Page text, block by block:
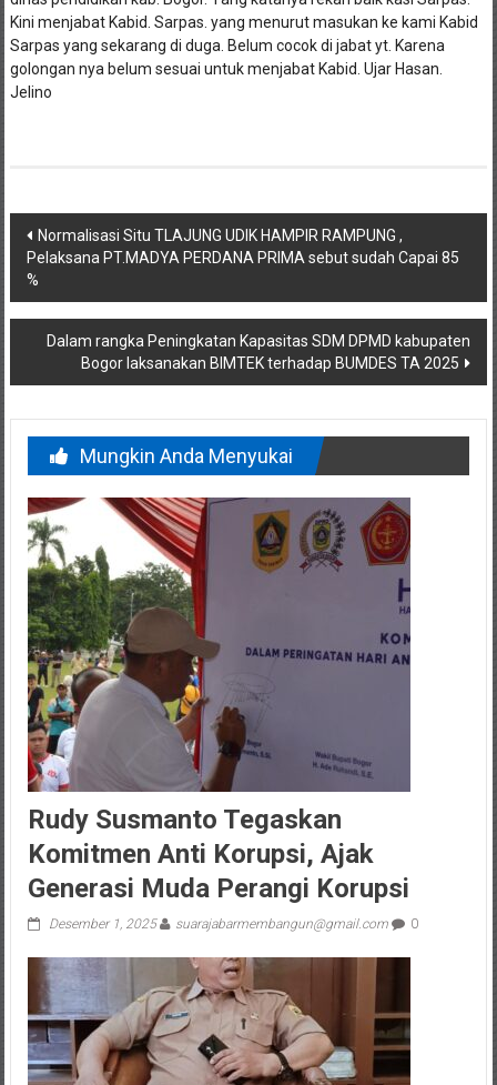
Kini menjabat Kabid. Sarpas. yang menurut masukan ke kami Kabid
Sarpas yang sekarang di duga. Belum cocok di jabat yt. Karena
golongan nya belum sesuai untuk menjabat Kabid. Ujar Hasan.
Jelino
Navigasi
pos
Normalisasi Situ TLAJUNG UDIK HAMPIR RAMPUNG ,
Pelaksana PT.MADYA PERDANA PRIMA sebut sudah Capai 85
%
Dalam rangka Peningkatan Kapasitas SDM DPMD kabupaten
Bogor laksanakan BIMTEK terhadap BUMDES TA 2025
Mungkin Anda Menyukai
Rudy Susmanto Tegaskan
Komitmen Anti Korupsi, Ajak
Generasi Muda Perangi Korupsi
Desember 1, 2025 suarajabarmembangun@gmail.com 0